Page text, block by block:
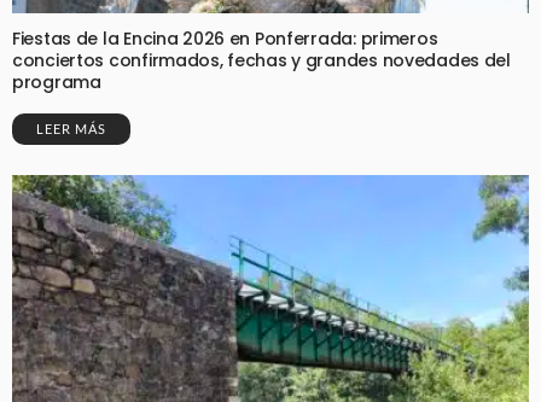
Fiestas de la Encina 2026 en Ponferrada: primeros
conciertos confirmados, fechas y grandes novedades del
programa
LEER MÁS